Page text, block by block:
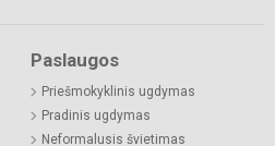
Paslaugos
Priešmokyklinis ugdymas
Pradinis ugdymas
Neformalusis švietimas